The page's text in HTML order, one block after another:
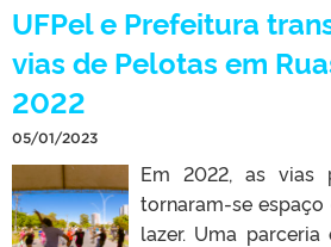
UFPel e Prefeitura
vias de Pelotas em
2022
05/01/2023
Em 2022, as vias
tornaram-se
lazer. Uma